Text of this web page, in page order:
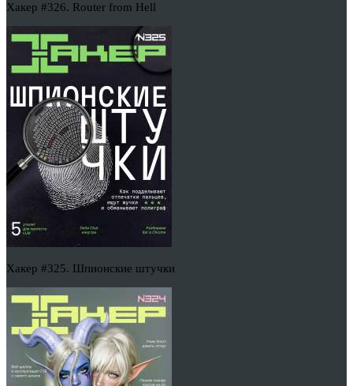
Хакер #326. Router from Hell
Хакер #325. Шпионские штучки